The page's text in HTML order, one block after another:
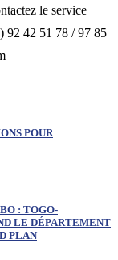
le service
92 42 51 78 / 97 85
POUR
: TOGO-
LE DÉPARTEMENT
PLAN